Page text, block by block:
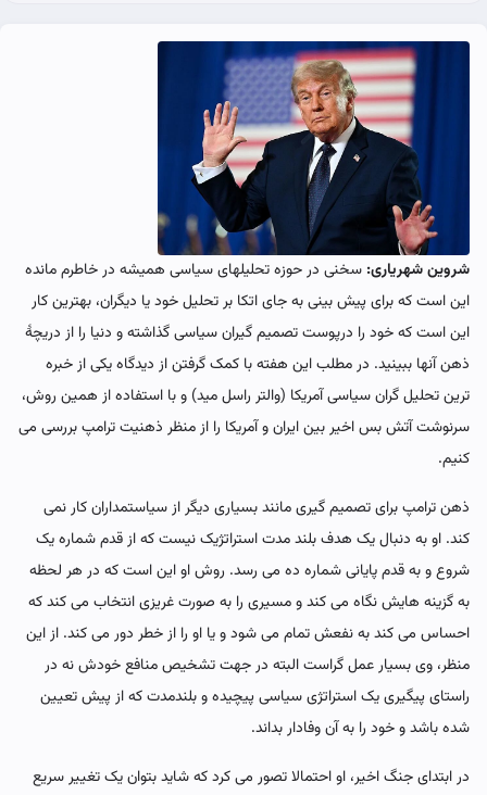
شروین شهریاری: سخنی در حوزه تحلیلهای سیاسی همیشه در خاطرم مانده
این است که برای پیش بینی به جای اتکا بر تحلیل خود یا دیگران، بهترین کار
این است که خود را درپوست تصمیم گیران سیاسی گذاشته و دنیا را از دریچۀ
ذهن آنها ببینید. در مطلب این هفته با کمک گرفتن از دیدگاه یکی از خبره
ترین تحلیل گران سیاسی آمریکا (والتر راسل مید) و با استفاده از همین روش،
سرنوشت آتش بس اخیر بین ایران و آمریکا را از منظر ذهنیت ترامپ بررسی می
کنیم.
ذهن ترامپ برای تصمیم گیری مانند بسیاری دیگر از سیاستمداران کار نمی
کند. او به دنبال یک هدف بلند مدت استراتژیک نیست که از قدم شماره یک
شروع و به قدم پایانی شماره ده می رسد. روش او این است که در هر لحظه
به گزینه هایش نگاه می کند و مسیری را به صورت غریزی انتخاب می کند که
احساس می کند به نفعش تمام می شود و یا او را از خطر دور می کند. از این
منظر، وی بسیار عمل گراست البته در جهت تشخیص منافع خودش نه در
راستای پیگیری یک استراتژی سیاسی پیچیده و بلندمدت که از پیش تعیین
شده باشد و خود را به آن وفادار بداند.
در ابتدای جنگ اخیر، او احتمالا تصور می کرد که شاید بتوان یک تغییر سریع